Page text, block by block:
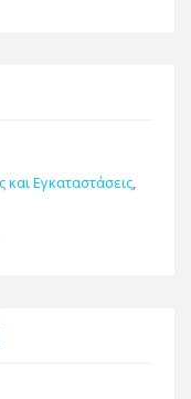
και Εγκαταστάσεις,